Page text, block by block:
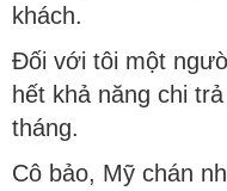
khách.
Đối với tôi một
hết khả năng chi
tháng.
Cô bảo, Mỹ chán